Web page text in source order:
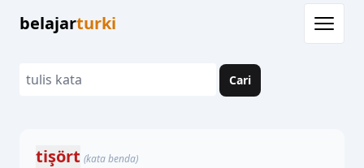
belajarturki
Cari
tişört (kata benda)